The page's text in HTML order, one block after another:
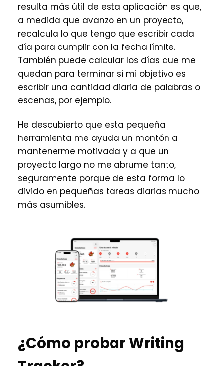
resulta más útil de esta aplicación es que,
a medida que avanzo en un proyecto,
recalcula lo que tengo que escribir cada
día para cumplir con la fecha límite.
También puede calcular los días que me
quedan para terminar si mi objetivo es
escribir una cantidad diaria de palabras o
escenas, por ejemplo.
He descubierto que esta pequeña
herramienta me ayuda un montón a
mantenerme motivada y a que un
proyecto largo no me abrume tanto,
seguramente porque de esta forma lo
divido en pequeñas tareas diarias mucho
más asumibles.
¿Cómo probar Writing